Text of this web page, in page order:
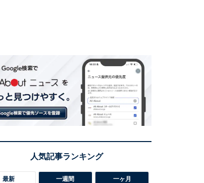
最新 一週間 一ヶ月